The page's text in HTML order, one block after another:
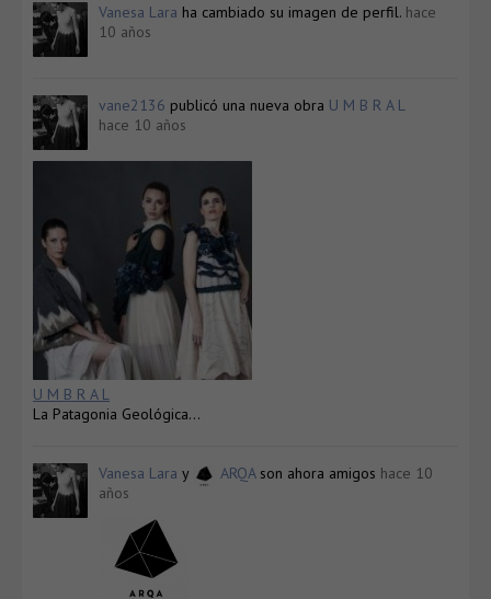
Vanesa Lara ha cambiado su imagen de perfil. hace
10 años
vane2136 publicó una nueva obra U M B R A L
hace 10 años
U M B R A L
La Patagonia Geológica…
Vanesa Lara y ARQAson ahora amigos hace 10
años